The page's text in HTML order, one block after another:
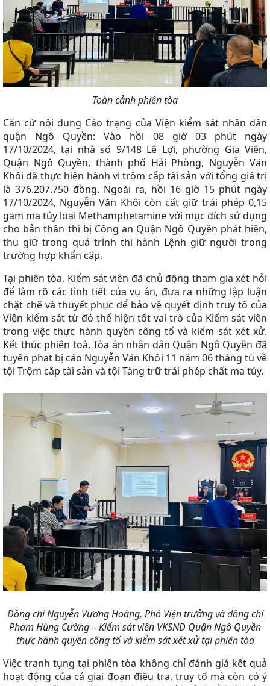
Toàn cảnh phiên tòa
Căn cứ nội dung Cáo trạng của Viện kiểm sát nhân dân
quận Ngô Quyền: Vào hồi 08 giờ 03 phút ngày
17/10/2024, tại nhà số 9/148 Lê Lợi, phường Gia Viên,
Quận Ngô Quyền, thành phố Hải Phòng, Nguyễn Văn
Khôi đã thực hiện hành vi trộm cắp tài sản với tổng giá trị
là 376.207.750 đồng. Ngoài ra, hồi 16 giờ 15 phút ngày
17/10/2024, Nguyễn Văn Khôi còn cất giữ trái phép 0,15
gam ma túy loại Methamphetamine với mục đích sử dụng
cho bản thân thì bị Công an Quận Ngô Quyền phát hiện,
thu giữ trong quá trình thi hành Lệnh giữ người trong
trường hợp khẩn cấp.
Tại phiên tòa, Kiểm sát viên đã chủ động tham gia xét hỏi
để làm rõ các tình tiết của vụ án, đưa ra những lập luận
chặt chẽ và thuyết phục để bảo vệ quyết định truy tố của
Viện kiểm sát từ đó thể hiện tốt vai trò của Kiểm sát viên
trong việc thực hành quyền công tố và kiểm sát xét xử.
Kết thúc phiên toà, Tòa án nhân dân Quận Ngô Quyền đã
tuyên phạt bị cáo Nguyễn Văn Khôi 11 năm 06 tháng tù về
tội Trộm cắp tài sản và tội Tàng trữ trái phép chất ma túy.
Đồng chí Nguyễn Vương Hoàng, Phó Viện trưởng và đồng chí
Phạm Hùng Cường – Kiểm sát viên VKSND Quận Ngô Quyền
thực hành quyền công tố và kiểm sát xét xử tại phiên tòa
Việc tranh tụng tại phiên tòa không chỉ đánh giá kết quả
hoạt động của cả giai đoạn điều tra, truy tố mà còn có ý